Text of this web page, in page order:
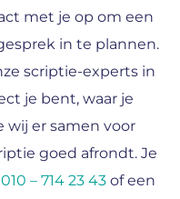
met je op om een
in te plannen.
scriptie-experts in
je bent, waar je
er samen voor
goed afrondt. Je
010 – 714 23 43 of een